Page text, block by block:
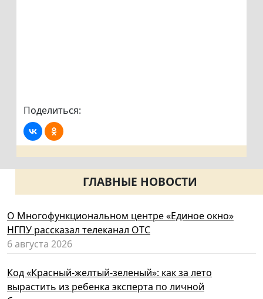
Поделиться:
ГЛАВНЫЕ НОВОСТИ
О Многофункциональном центре «Единое окно»
НГПУ рассказал телеканал ОТС
6 августа 2026
Код «Красный-желтый-зеленый»: как за лето
вырастить из ребенка эксперта по личной